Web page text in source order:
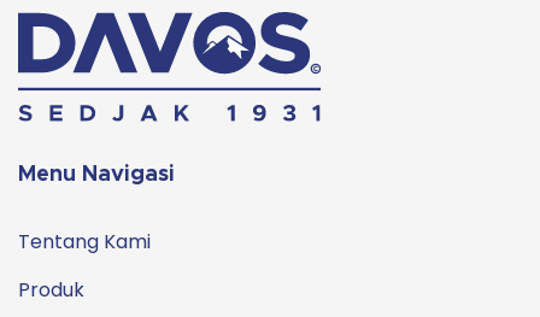
Menu Navigasi
Tentang Kami
Produk